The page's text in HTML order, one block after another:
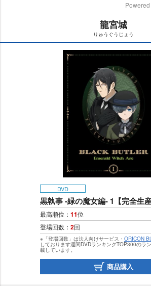
龍宮城
りゅうぐうじょう
DVD
黒執事 -緑の魔女編- 1【完全生
最高順位： 11位
登場回数： 2回
※「登場回数」は法人向けサービス・ ORICON
しております週間DVDランキングTOP300のラ
載しています。
商品購入